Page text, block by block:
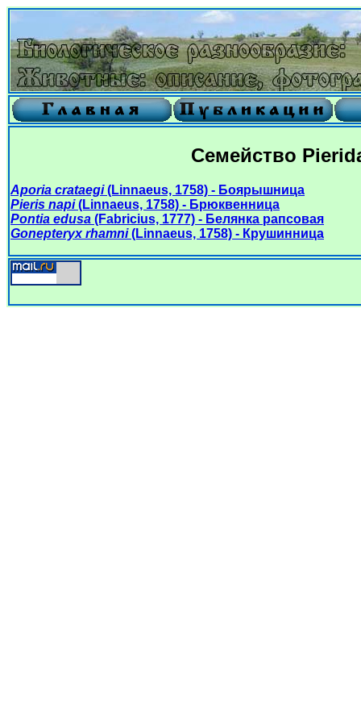
Семейство
Aporia crataegi(Linnaeus, 1758) - Боярышница
Pieris napi(Linnaeus, 1758) - Брюквенница
Pontia edusa (Fabricius, 1777) - Белянка рапсовая
Gonepteryx rhamni(Linnaeus, 1758) - Крушинница